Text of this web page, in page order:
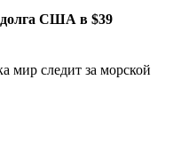
США в $39
мир следит за морской